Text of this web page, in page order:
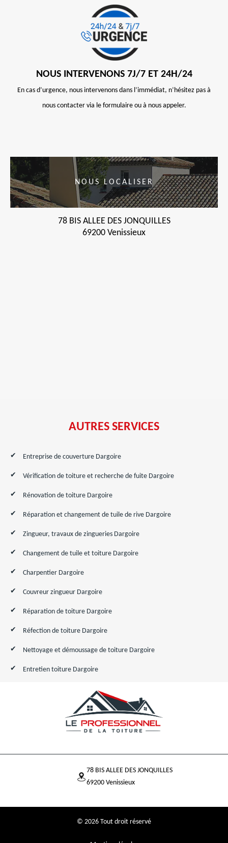
NOUS INTERVENONS 7J/7 ET 24H/24
En cas d’urgence, nous intervenons dans l’immédiat, n’hésitez pas à
nous contacter via le formulaire ou à nous appeler.
NOUS LOCALISER
78 BIS ALLEE DES JONQUILLES
69200 Venissieux
AUTRES SERVICES
Entreprise de couverture Dargoire
Vérification de toiture et recherche de fuite Dargoire
Rénovation de toiture Dargoire
Réparation et changement de tuile de rive Dargoire
Zingueur, travaux de zingueries Dargoire
Changement de tuile et toiture Dargoire
Charpentier Dargoire
Couvreur zingueur Dargoire
Réparation de toiture Dargoire
Réfection de toiture Dargoire
Nettoyage et démoussage de toiture Dargoire
Entretien toiture Dargoire
78 BIS ALLEE DES JONQUILLES
69200 Venissieux
© 2026 Tout droit réservé